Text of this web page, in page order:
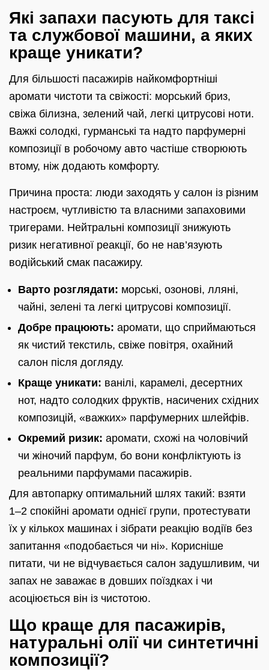
Які запахи пасують для таксі
та службової машини, а яких
краще уникати?
Для більшості пасажирів найкомфортніші
аромати чистоти та свіжості: морський бриз,
свіжа білизна, зелений чай, легкі цитрусові ноти.
Важкі солодкі, гурманські та надто парфумерні
композиції в робочому авто частіше створюють
втому, ніж додають комфорту.
Причина проста: люди заходять у салон із різним
настроєм, чутливістю та власними запаховими
тригерами. Нейтральні композиції знижують
ризик негативної реакції, бо не нав’язують
водійський смак пасажиру.
Варто розглядати: морські, озонові, лляні,
чайні, зелені та легкі цитрусові композиції.
Добре працюють: аромати, що сприймаються
як чистий текстиль, свіже повітря, охайний
салон після догляду.
Краще уникати: ванілі, карамелі, десертних
нот, надто солодких фруктів, насичених східних
композицій, «важких» парфумерних шлейфів.
Окремий ризик: аромати, схожі на чоловічий
чи жіночий парфум, бо вони конфліктують із
реальними парфумами пасажирів.
Для автопарку оптимальний шлях такий: взяти
1–2 спокійні аромати однієї групи, протестувати
їх у кількох машинах і зібрати реакцію водіїв без
запитання «подобається чи ні». Корисніше
питати, чи не відчувається салон задушливим, чи
запах не заважає в довших поїздках і чи
асоціюється він із чистотою.
Що краще для пасажирів,
натуральні олії чи синтетичні
композиції?